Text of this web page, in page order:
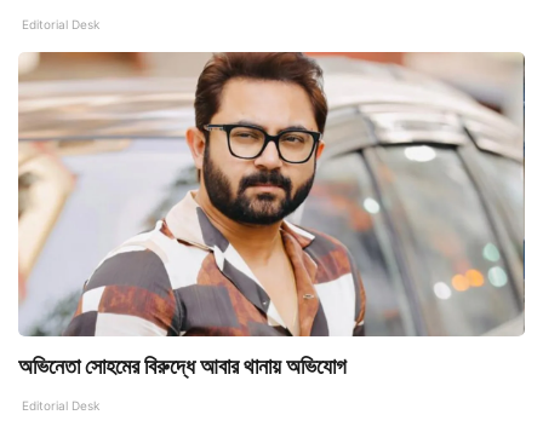
Editorial Desk
অভিনেতা সোহমের বিরুদ্ধে আবার থানায় অভিযোগ
Editorial Desk